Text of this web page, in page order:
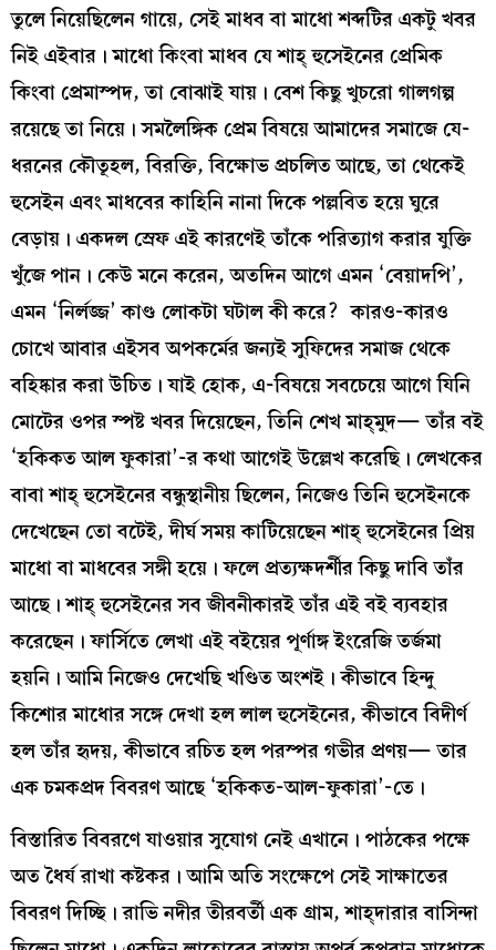
তুলে নিয়েছিলেন গায়ে, সেই মাধব বা মাধো শব্দটির একটু খবর
নিই এইবার। মাধো কিংবা মাধব যে শাহ্‌ হুসেইনের প্রেমিক
কিংবা প্রেমাস্পদ, তা বোঝাই যায়। বেশ কিছু খুচরো গালগল্প
রয়েছে তা নিয়ে। সমলৈঙ্গিক প্রেম বিষয়ে আমাদের সমাজে যে-
ধরনের কৌতূহল, বিরক্তি, বিক্ষোভ প্রচলিত আছে, তা থেকেই
হুসেইন এবং মাধবের কাহিনি নানা দিকে পল্লবিত হয়ে ঘুরে
বেড়ায়। একদল স্রেফ এই কারণেই তাঁকে পরিত্যাগ করার যুক্তি
খুঁজে পান। কেউ মনে করেন, অতদিন আগে এমন ‘বেয়াদপি’,
এমন ‘নির্লজ্জ’ কাণ্ড লোকটা ঘটাল কী করে? কারও-কারও
চোখে আবার এইসব অপকর্মের জন্যই সুফিদের সমাজ থেকে
বহিষ্কার করা উচিত। যাই হোক, এ-বিষয়ে সবচেয়ে আগে যিনি
মোটের ওপর স্পষ্ট খবর দিয়েছেন, তিনি শেখ মাহ্‌মুদ— তাঁর বই
‘হকিকত আল ফুকারা’-র কথা আগেই উল্লেখ করেছি। লেখকের
বাবা শাহ্‌ হুসেইনের বন্ধুস্থানীয় ছিলেন, নিজেও তিনি হুসেইনকে
দেখেছেন তো বটেই, দীর্ঘ সময় কাটিয়েছেন শাহ্‌ হুসেইনের প্রিয়
মাধো বা মাধবের সঙ্গী হয়ে। ফলে প্রত্যক্ষদর্শীর কিছু দাবি তাঁর
আছে। শাহ্‌ হুসেইনের সব জীবনীকারই তাঁর এই বই ব্যবহার
করেছেন। ফার্সিতে লেখা এই বইয়ের পূর্ণাঙ্গ ইংরেজি তর্জমা
হয়নি। আমি নিজেও দেখেছি খণ্ডিত অংশই। কীভাবে হিন্দু
কিশোর মাধোর সঙ্গে দেখা হল লাল হুসেইনের, কীভাবে বিদীর্ণ
হল তাঁর হৃদয়, কীভাবে রচিত হল পরস্পর গভীর প্রণয়— তার
এক চমকপ্রদ বিবরণ আছে ‘হকিকত-আল-ফুকারা’-তে।
বিস্তারিত বিবরণে যাওয়ার সুযোগ নেই এখানে। পাঠকের পক্ষে
অত ধৈর্য রাখা কষ্টকর। আমি অতি সংক্ষেপে সেই সাক্ষাতের
বিবরণ দিচ্ছি। রাভি নদীর তীরবর্তী এক গ্রাম, শাহ্‌দারার বাসিন্দা